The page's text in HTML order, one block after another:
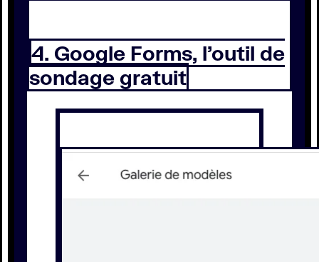
4. Google Forms, l’outil de
sondage gratuit